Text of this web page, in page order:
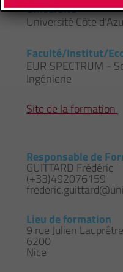
Université
Université Côte
Faculté/Institut/
EUR SPECTRUM -
Ingénierie
Site de la formation
Responsable de
GUITTARD Frédéric
(+33)492076159
Lieu de formation
9 rue Julien Lauprêtre
6200
Nice